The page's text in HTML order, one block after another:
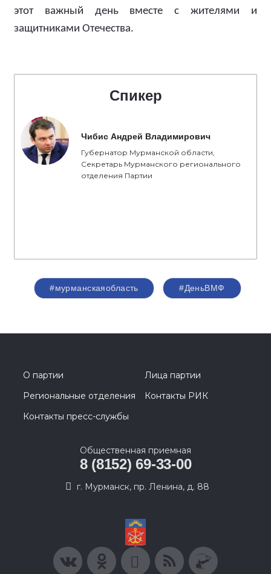
этот важный день вместе с жителями и
защитниками Отечества.
Спикер
Чибис Андрей Владимирович
Губернатор Мурманской области,
Секретарь Мурманского регионального
отделения Партии
#мурманскаяобласть #ДеньВМФ
О партии
Лица партии
Региональные отделения
Контакты РИК
Контакты пресс-службы
Общественная приемная
8 (8152) 69-33-00
г. Мурманск, пр. Ленина, д. 88